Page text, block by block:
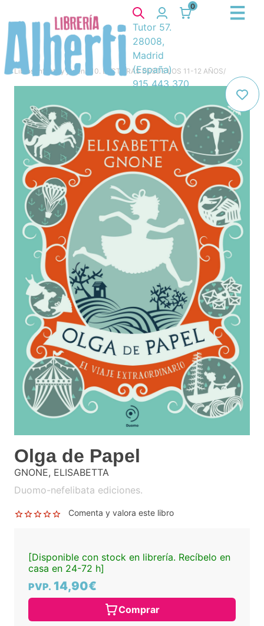
0
Tutor 57.
28008,
Madrid
(España)
915 443 370
Libros Infantil y juvenil 10. LECTURAS DESDE LOS 11-12 AÑOS/
Olga de Papel
GNONE, ELISABETTA
Duomo-nefelibata ediciones.
Comenta y valora este libro
[Disponible con stock en librería. Recíbelo en
casa en 24-72 h]
PVP. 14,90€
Comprar